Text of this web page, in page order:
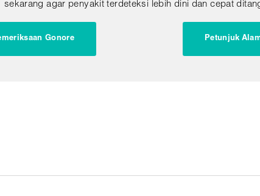
sekarang agar penyakit terdeteksi lebih dini dan cepat
Gonore Petunjuk